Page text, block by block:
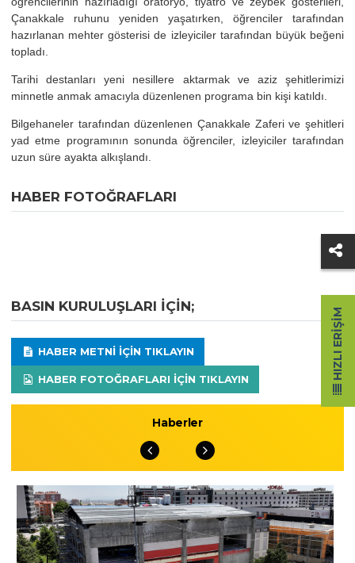
Çanakkale ruhunu yeniden yaşatırken, öğrenciler tarafından
hazırlanan mehter gösterisi de izleyiciler tarafından büyük beğeni
topladı.
Tarihi destanları yeni nesillere aktarmak ve aziz şehitlerimizi
minnetle anmak amacıyla düzenlenen programa bin kişi katıldı.
Bilgehaneler tarafından düzenlenen Çanakkale Zaferi ve şehitleri
yad etme programının sonunda öğrenciler, izleyiciler tarafından
uzun süre ayakta alkışlandı.
HABER FOTOĞRAFLARI
BASIN KURULUŞLARI IÇIN;
HABER METNI IÇIN TIKLAYIN
HABER FOTOĞRAFLARI IÇIN TIKLAYIN
Haberler
HIZLI ERIŞIM